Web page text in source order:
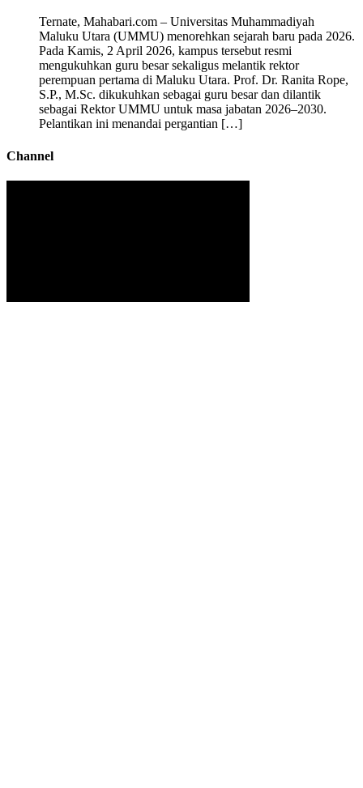
Ternate, Mahabari.com – Universitas Muhammadiyah
Maluku Utara (UMMU) menorehkan sejarah baru pada 2026.
Pada Kamis, 2 April 2026, kampus tersebut resmi
mengukuhkan guru besar sekaligus melantik rektor
perempuan pertama di Maluku Utara. Prof. Dr. Ranita Rope,
S.P., M.Sc. dikukuhkan sebagai guru besar dan dilantik
sebagai Rektor UMMU untuk masa jabatan 2026–2030.
Pelantikan ini menandai pergantian […]
Channel